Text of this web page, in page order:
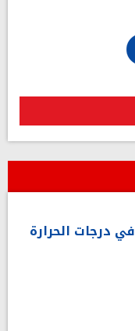
درجات الحرارة